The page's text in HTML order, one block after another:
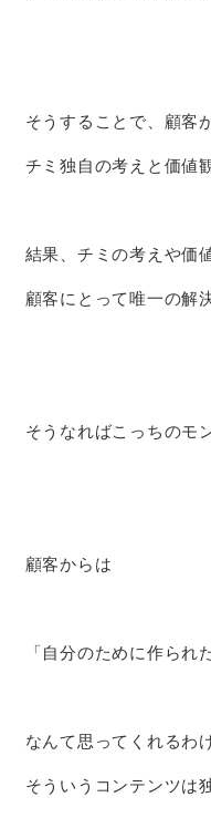
そうすることで、顧客
チミ独自の考えと価値
結果、チミの考えや価
顧客にとって唯一の解
そうなればこっちのモン
顧客からは
「自分のために作られ
なんて思ってくれるわ
そういうコンテンツは